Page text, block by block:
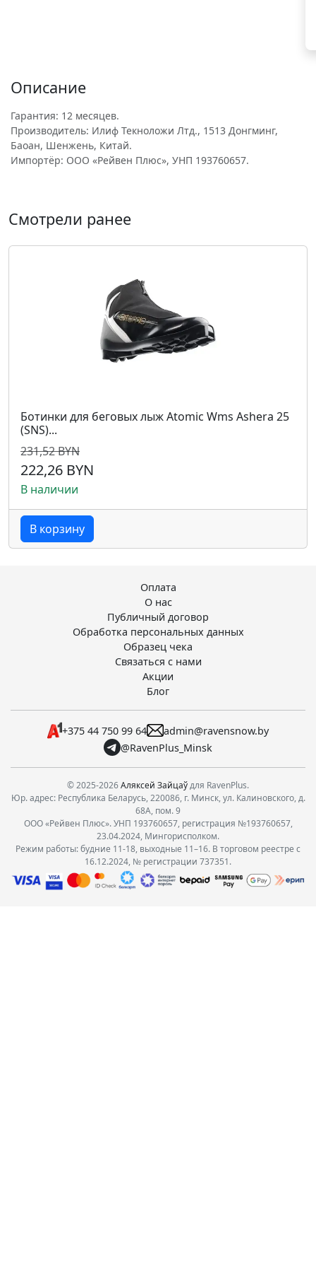
Описание
Гарантия: 12 месяцев.
Производитель: Илиф Текноложи Лтд., 1513 Донгминг,
Баоан, Шенжень, Китай.
Импортёр: ООО «Рейвен Плюс», УНП 193760657.
Смотрели ранее
Ботинки для беговых лыж Atomic Wms Ashera 25
(SNS)...
231,52 BYN
222,26 BYN
В наличии
В корзину
Оплата
О нас
Публичный договор
Обработка персональных данных
Образец чека
Связаться с нами
Акции
Блог
+375 44 750 99 64
admin@ravensnow.by
@RavenPlus_Minsk
© 2025-2026Аляксей Зайцаўдля RavenPlus.
Юр. адрес: Республика Беларусь, 220086, г. Минск, ул. Калиновского, д.
68А, пом. 9
ООО «Рейвен Плюс». УНП 193760657, регистрация №193760657,
23.04.2024, Мингорисполком.
Режим работы: будние 11-18, выходные 11–16. В торговом реестре с
16.12.2024, № регистрации 737351.